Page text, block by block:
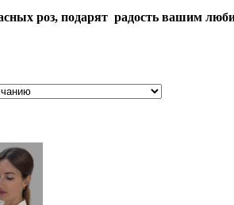
роз, подарят радость вашим